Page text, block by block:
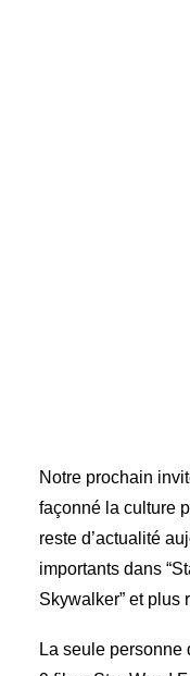
Notre prochain
façonné la culture
reste d’actualité
importants dans
Skywalker” et plus
La seule personne